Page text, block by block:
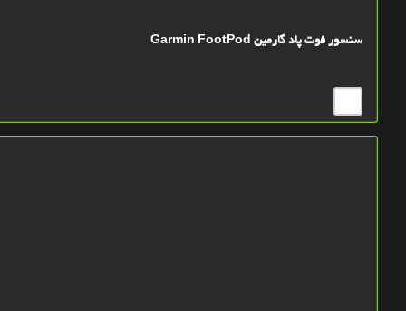
سنسور فوت پاد گارمین Garmin FootPod